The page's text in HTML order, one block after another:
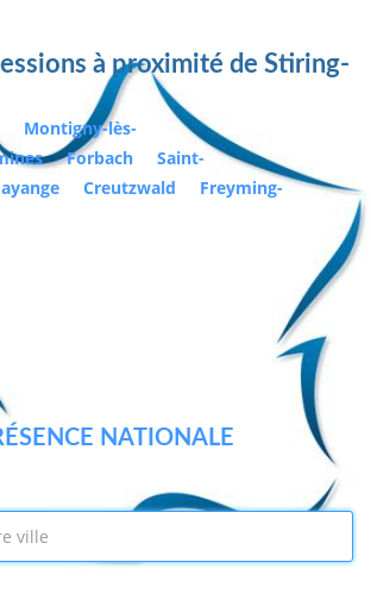
à proximité de Stiring-
Montigny-lès-
Forbach
Saint-
Creutzwald
Freyming-
NATIONALE